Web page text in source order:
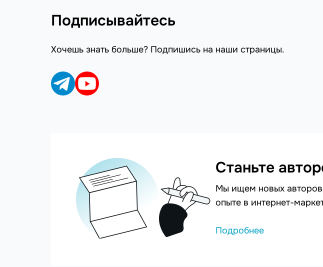
Подписывайтесь
Хочешь знать больше? Подпишись на наши страницы.
Станьте
Мы ищем новых
опыте в интернет-
Подробнее